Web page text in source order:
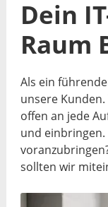
Dein
Raum
Als ein
unsere
offen an jede
und
sollten wir